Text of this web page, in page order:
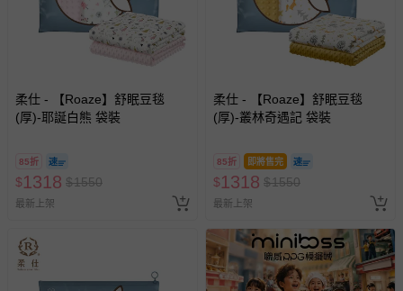
費用，可能會另需加收。
商品實際的配達日期，可於訂單個人資料內的查詢訂單內，
已出貨通知之訊息為主。
情形，您可申請更換新品或退貨，請見：退貨的辦理流程
若您對於會員帳號、商品訂購與資訊、購物流程、付款方
問，你可詳見：
媽咪愛客服中心。
預購商品：預購為海外同步代購，遇缺貨即會通知媽咪並協
助取消退款事宜。
商品如因「價格、組合」等錯誤原因，導致無法安排出貨，
會主動以簡訊及mail通知訂單取消事宜，並將提供適當補
償。
柔仕 - 【Roaze】舒眠豆毯
(厚)-耶誕白熊 袋裝
85折
$1318 $1550
最新上架
柔仕 - 【Roaze】舒眠豆毯
(厚)-叢林奇遇記 袋裝
85折 即將售完
$1318 $1550
最新上架